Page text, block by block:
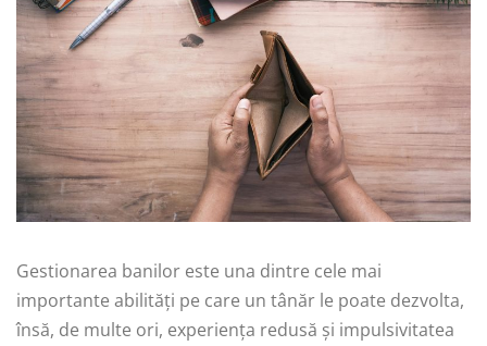
Gestionarea banilor este una dintre cele mai
importante abilități pe care un tânăr le poate dezvolta,
însă, de multe ori, experiența redusă și impulsivitatea